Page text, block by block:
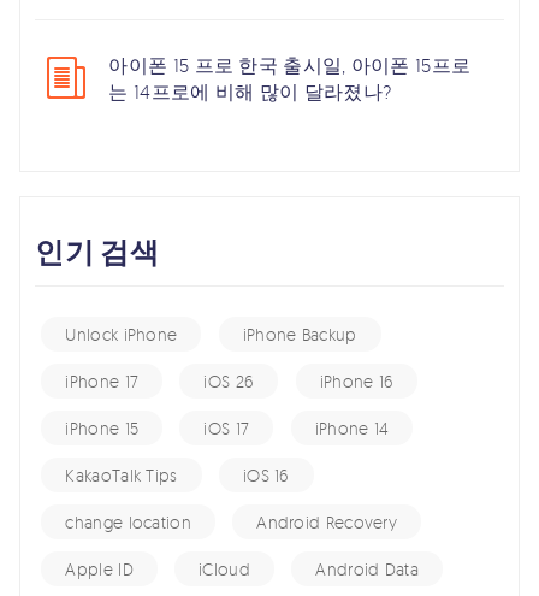
아이폰 15 프로 한국 출시일, 아이폰 15프로
는 14프로에 비해 많이 달라졌나?
인기 검색
Unlock iPhone iPhone Backup
iPhone 17 iOS 26 iPhone 16
iPhone 15 iOS 17 iPhone 14
KakaoTalk Tips iOS 16
change location Android Recovery
Apple ID iCloud Android Data